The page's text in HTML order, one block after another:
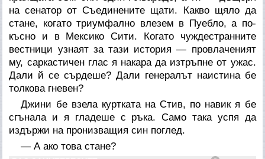
на сенатор от Съединените щати. Какво щяло да
стане, когато триумфално влезем в Пуебло, а по-
късно и в Мексико Сити. Когато чуждестранните
вестници узнаят за тази история — провлаченият
му, саркастичен глас я накара да изтръпне от ужас.
Дали й се сърдеше? Дали генералът наистина бе
толкова гневен?
Джини бе взела куртката на Стив, по навик я бе
сгънала и я гладеше с ръка. Само така успя да
издържи на пронизващия син поглед.
— А ако това стане?